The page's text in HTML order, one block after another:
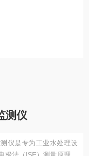
测仪
仪是专为工业水处理设